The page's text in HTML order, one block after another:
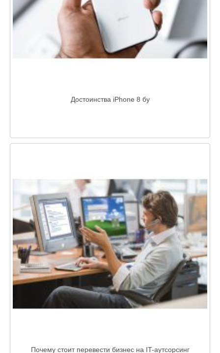
Достоинства iPhone 8 бу
Почему стоит перевести бизнес на IT-аутсорсинг